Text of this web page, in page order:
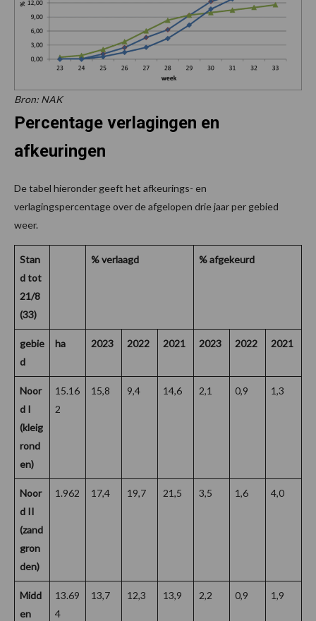
Bron: NAK
Percentage verlagingen en
afkeuringen
De tabel hieronder geeft het afkeurings- en
verlagingspercentage over de afgelopen drie jaar per gebied
weer.
Stan
d tot
21/8
(33)
% verlaagd % afgekeurd
gebie
d
ha 2023 2022 2021 2023 2022 2021
Noor
d I
(kleig
rond
en)
15.16
2
15,8 9,4 14,6 2,1 0,9 1,3
Noor
d II
(zand
gron
den)
1.962 17,4 19,7 21,5 3,5 1,6 4,0
Midd
en
13.69
4
13,7 12,3 13,9 2,2 0,9 1,9